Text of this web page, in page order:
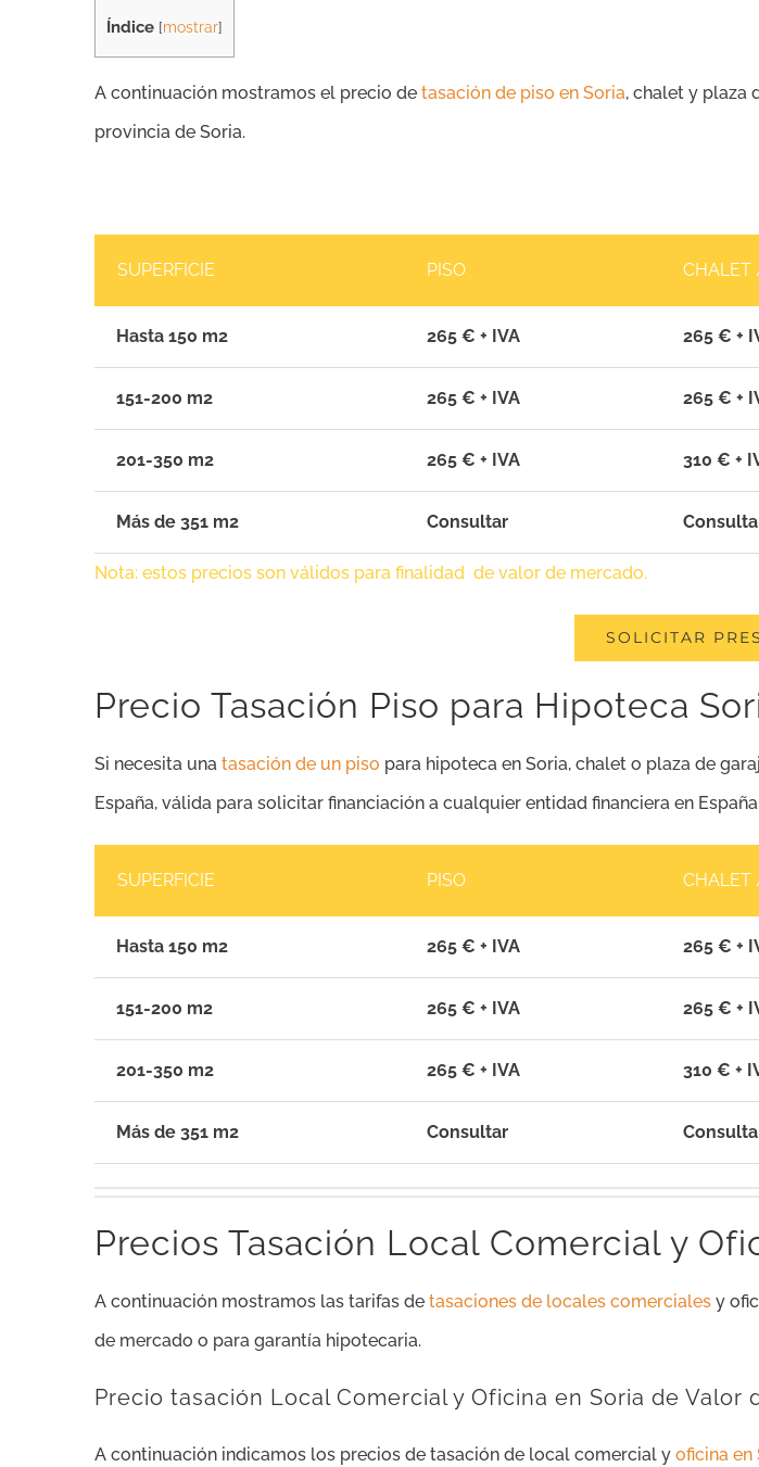
Índice [mostrar]
A continuación mostramos el precio de tasación de piso en Soria, chalet y plaza
provincia de Soria.
SUPERFICIE PISO CHALET
Hasta 150 m2 265 € + IVA 265 € +
151-200 m2 265 € + IVA 265 € +
201-350 m2 265 € + IVA 310 € +
Más de 351 m2 Consultar
Nota: estos precios son válidos para finalidad de valor de mercado.
SOLICITAR
Precio Tasación Piso para Hipoteca
Si necesita una tasación de un piso para hipoteca en Soria, chalet o plaza de
España, válida para solicitar financiación a cualquier entidad financiera en
SUPERFICIE PISO CHALET
Hasta 150 m2 265 € + IVA 265 € +
151-200 m2 265 € + IVA 265 € +
201-350 m2 265 € + IVA 310 € +
Más de 351 m2 Consultar
Precios Tasación Local Comercial y
A continuación mostramos las tarifas de tasaciones de locales comerciales y
de mercado o para garantía hipotecaria.
Precio tasación Local Comercial y Oficina en Soria de Valor
A continuación indicamos los precios de tasación de local comercial y oficina en